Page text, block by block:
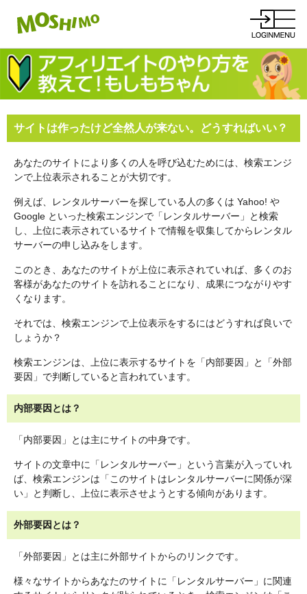
サイトは作ったけど全然人が来ない。どうすればいい？
あなたのサイトにより多くの人を呼び込むためには、検索エンジ
ンで上位表示されることが大切です。
例えば、レンタルサーバーを探している人の多くは Yahoo! や
Google といった検索エンジンで「レンタルサーバー」と検索
し、上位に表示されているサイトで情報を収集してからレンタル
サーバーの申し込みをします。
このとき、あなたのサイトが上位に表示されていれば、多くのお
客様があなたのサイトを訪れることになり、成果につながりやす
くなります。
それでは、検索エンジンで上位表示をするにはどうすれば良いで
しょうか？
検索エンジンは、上位に表示するサイトを「内部要因」と「外部
要因」で判断していると言われています。
内部要因とは？
「内部要因」とは主にサイトの中身です。
サイトの文章中に「レンタルサーバー」という言葉が入っていれ
ば、検索エンジンは「このサイトはレンタルサーバーに関係が深
い」と判断し、上位に表示させようとする傾向があります。
外部要因とは？
「外部要因」とは主に外部サイトからのリンクです。
様々なサイトからあなたのサイトに「レンタルサーバー」に関連